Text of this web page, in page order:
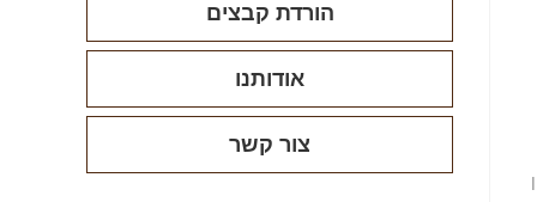
הורדת קבצים
אודותנו
צור קשר